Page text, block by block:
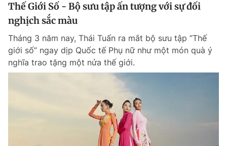
Thế Giới Số - Bộ sưu tập ấn tượng với sự đối
nghịch sắc màu
Tháng 3 năm nay, Thái Tuấn ra mắt bộ sưu tập “Thế
giới số” ngay dịp Quốc tế Phụ nữ như một món quà ý
nghĩa trao tặng một nửa thế giới.